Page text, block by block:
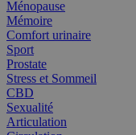
Ménopause
Mémoire
Comfort urinaire
Sport
Prostate
Stress et Sommeil
CBD
Sexualité
Articulation